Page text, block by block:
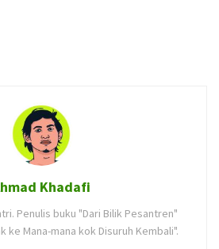
Khadafi
Penulis buku "Dari Bilik Pesantren"
ke Mana-mana kok Disuruh Kembali".